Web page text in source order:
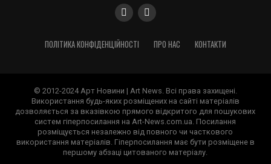
ПОЛІТИКА КОНФІДЕНЦІЙНОСТІ ПРО НАС КОНТАКТИ
© 2012-2024 Арт Новини | Art News. Всі права захищені.
Використання будь-яких розміщених на сайті матеріалів
дозволяється за вказівкою прямого відкритого для пошукових
систем гіперпосилання на Art-News.com.ua. Посилання
розміщується незалежно від повного чи часткового
використання матеріалів. Гіперпосилання має бути розміщене в
першому абзаці цитованого матеріалу.